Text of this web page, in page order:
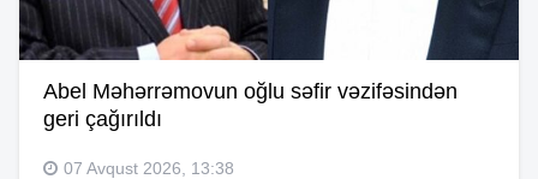
Abel Məhərrəmovun oğlu səfir vəzifəsindən
geri çağırıldı
07 Avqust 2026, 13:38